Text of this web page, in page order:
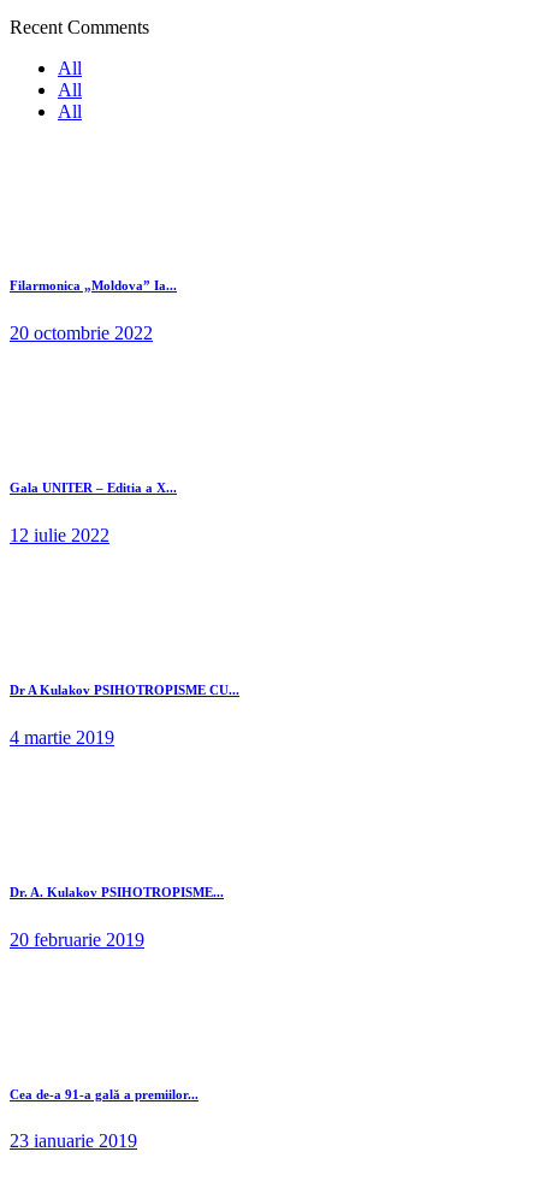
Recent Comments
All
All
All
Filarmonica „Moldova” Ia...
20 octombrie 2022
Gala UNITER – Editia a X...
12 iulie 2022
Dr A Kulakov PSIHOTROPISME CU...
4 martie 2019
Dr. A. Kulakov PSIHOTROPISME...
20 februarie 2019
Cea de-a 91-a gală a premiilor...
23 ianuarie 2019